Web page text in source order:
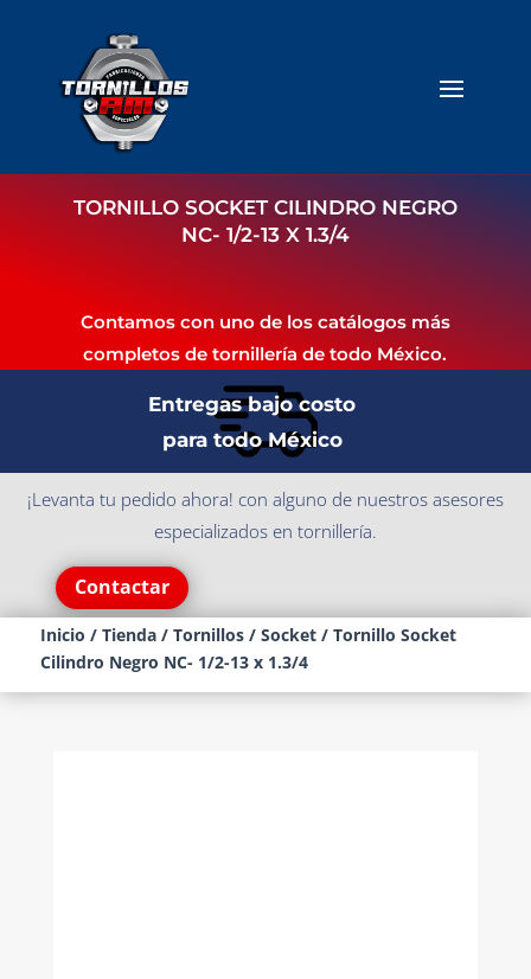
TORNILLO SOCKET CILINDRO NEGRO
NC- 1/2-13 X 1.3/4
Contamos con uno de los catálogos más
completos de tornillería de todo México.
Entregas bajo costo
para todo México
¡Levanta tu pedido ahora! con alguno de nuestros asesores
especializados en tornillería.
Contactar
Inicio / Tienda/ Tornillos/ Socket/ Tornillo Socket
Cilindro Negro NC- 1/2-13 x 1.3/4